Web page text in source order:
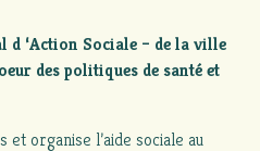
d ‘Action Sociale – de la ville
des politiques de santé et
organise l’aide sociale au